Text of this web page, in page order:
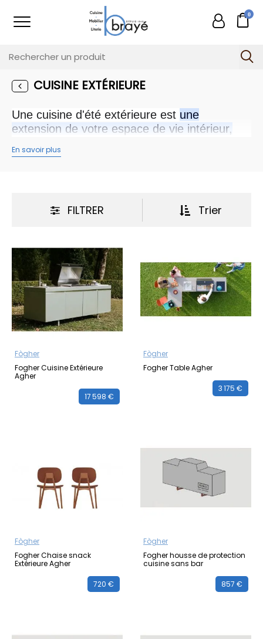
0
CUISINE EXTÉRIEURE
Une cuisine d'été extérieure est une
extension de votre espace de vie intérieur,
divertir en plein air
En savoir plus
FILTRER Trier
Fògher
Fogher Cuisine Extérieure
Agher
17 598 €
Fògher
Fogher Table Agher
3 175 €
Fògher
Fogher Chaise snack
Extérieure Agher
720 €
Fògher
Fogher housse de protection
cuisine sans bar
857 €